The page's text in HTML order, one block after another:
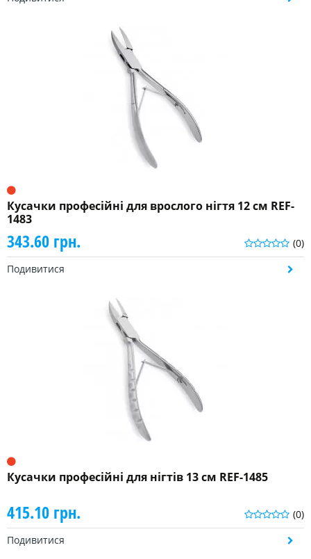
Кусачки професійні для врослого нігтя 12 см REF-
1483
(0)
343.60 грн.
Подивитися
Кусачки професійні для нігтів 13 см REF-1485
(0)
415.10 грн.
Подивитися